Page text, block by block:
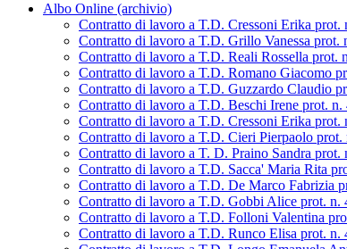
Albo Online (archivio)
Contratto di lavoro a T.D. Cressoni Erika prot.
Contratto di lavoro a T.D. Grillo Vanessa prot.
Contratto di lavoro a T.D. Reali Rossella prot.
Contratto di lavoro a T.D. Romano Giacomo
Contratto di lavoro a T.D. Guzzardo Claudio
Contratto di lavoro a T.D. Beschi Irene prot. n.
Contratto di lavoro a T.D. Cressoni Erika prot.
Contratto di lavoro a T.D. Cieri Pierpaolo prot.
Contratto di lavoro a T. D. Praino Sandra prot.
Contratto di lavoro a T.D. Sacca' Maria Rita
Contratto di lavoro a T.D. De Marco Fabrizia
Contratto di lavoro a T.D. Gobbi Alice prot. n.
Contratto di lavoro a T.D. Folloni Valentina
Contratto di lavoro a T.D. Runco Elisa prot. n.